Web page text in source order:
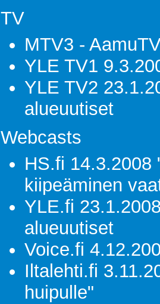
TV
MTV3 -
YLE TV1
YLE TV2
alueuutiset
Webcasts
HS.fi 14.3.2008
kiipeäminen
YLE.fi
alueuutiset
Voice.fi
Iltalehti.fi
huipulle"